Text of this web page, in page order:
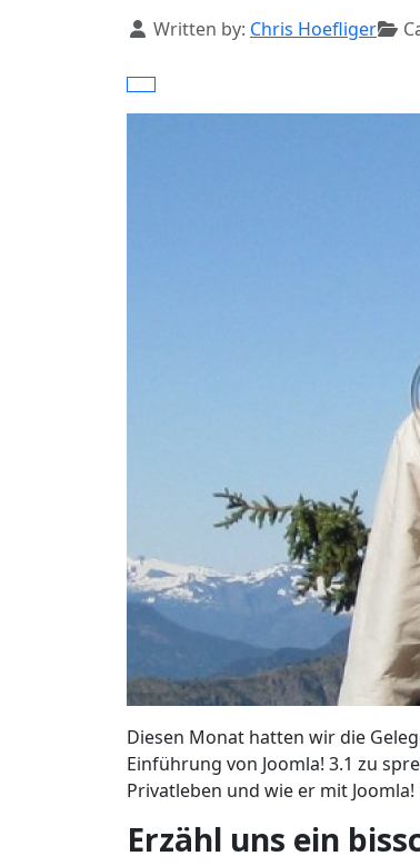
Details
Written by: Chris Hoefliger
Diesen Monat hatten wir die
Einführung von Joomla! 3.1 zu
Privatleben und wie er mit
Erzähl uns ein